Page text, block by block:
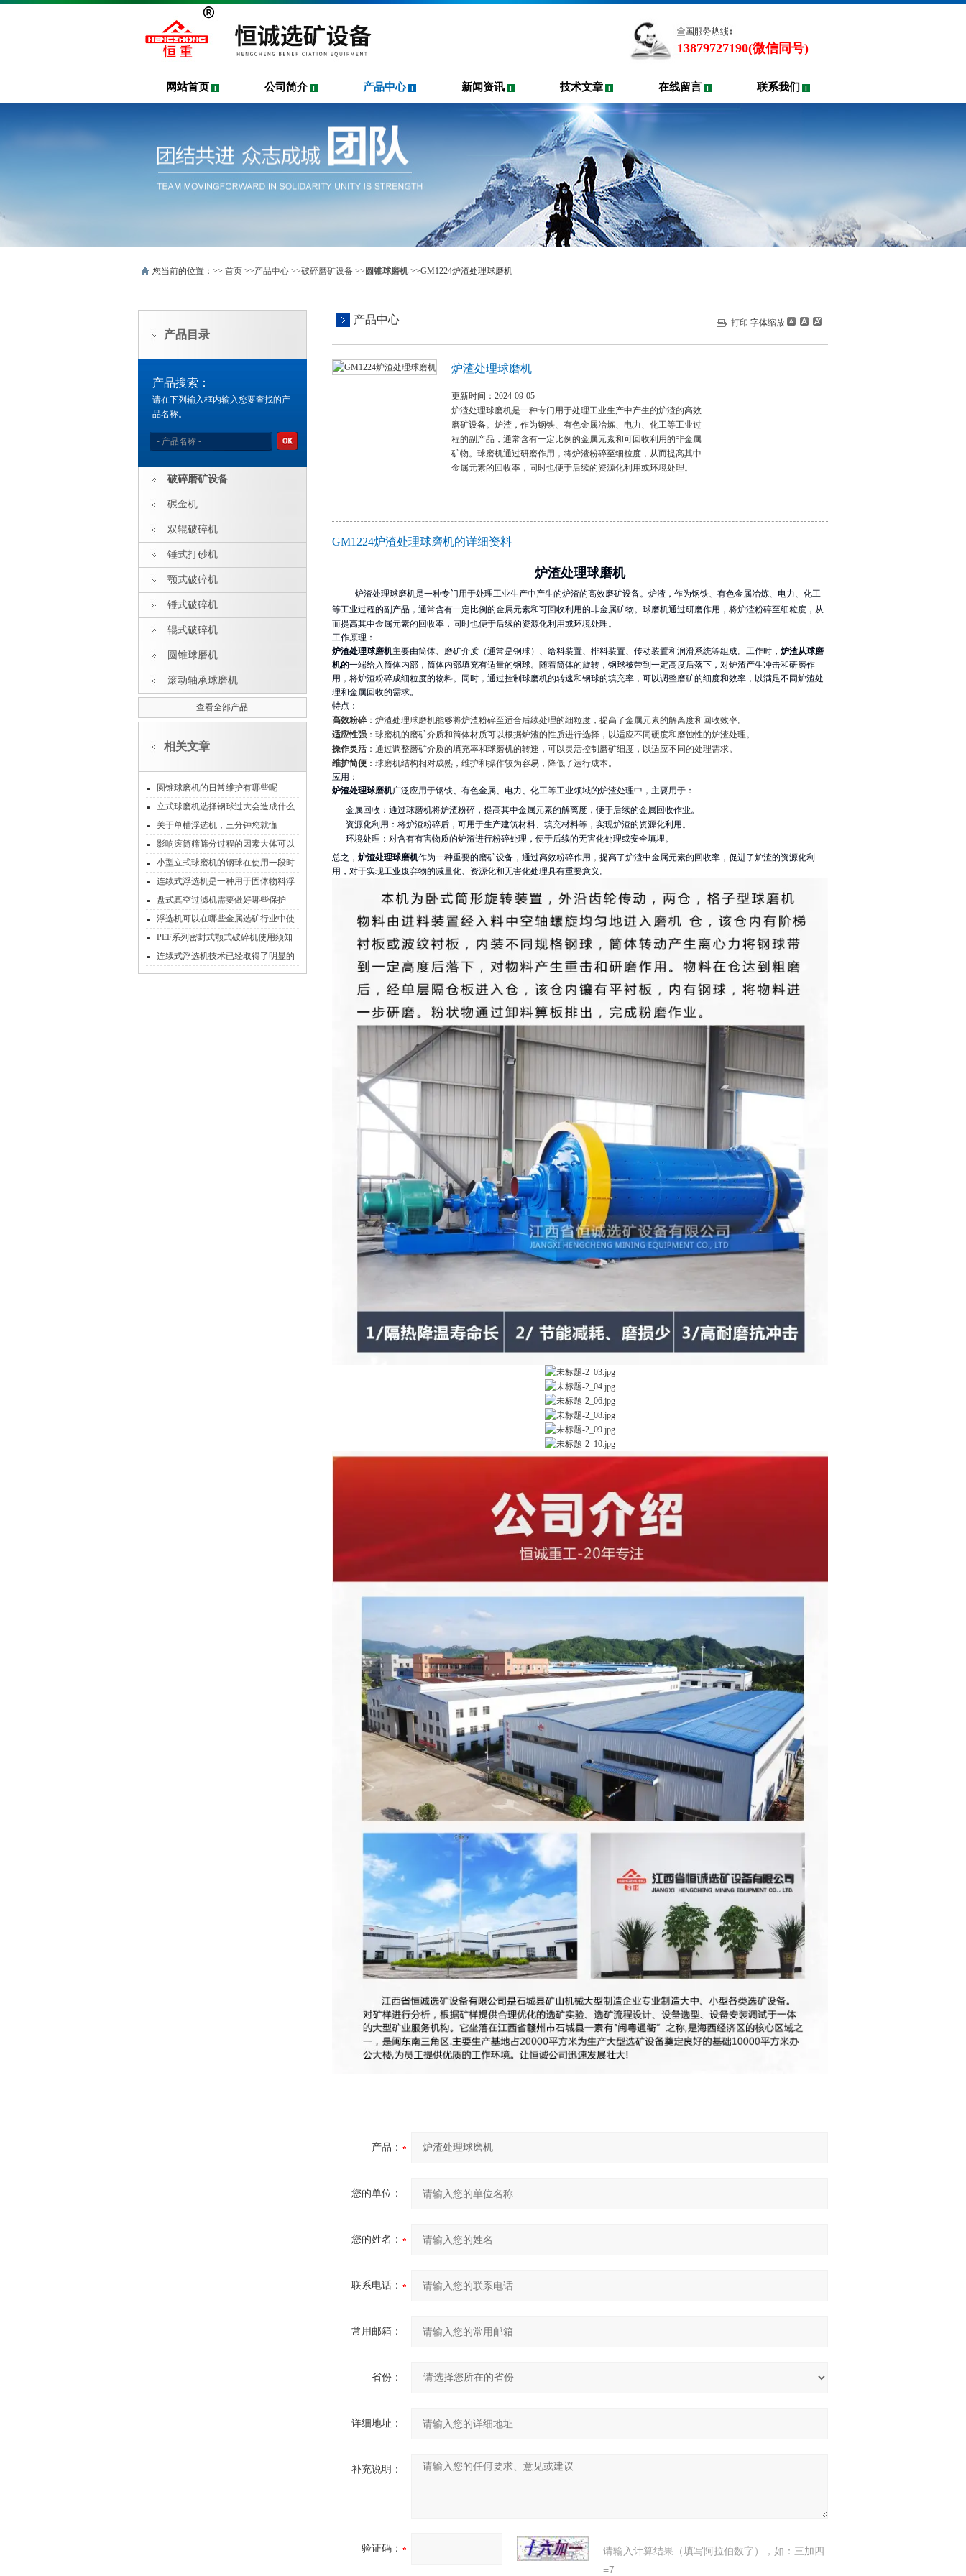
13879727190(微信同号)
网站首页 公司简介 产品中心 新闻资讯 技术文章 在线留言 联系我们
您当前的位置：>> 首页 >>产品中心 >>破碎磨矿设备 >> 圆锥球磨机>>GM1224炉渣处理球磨机
产品目录
产品搜索：
请在下列输入框内输入您要查找的产
品名称。
破碎磨矿设备
碾金机
双辊破碎机
锤式打砂机
颚式破碎机
锤式破碎机
辊式破碎机
圆锥球磨机
滚动轴承球磨机
查看全部产品
相关文章
圆锥球磨机的日常维护有哪些呢
立式球磨机选择钢球过大会造成什么
影响
关于单槽浮选机，三分钟您就懂
影响滚筒筛筛分过程的因素大体可以
分三类
小型立式球磨机的钢球在使用一段时
间后为什么会出现变形？
连续式浮选机是一种用于固体物料浮
选的设备
盘式真空过滤机需要做好哪些保护
浮选机可以在哪些金属选矿行业中使
用
PEF系列密封式颚式破碎机使用须知
连续式浮选机技术已经取得了明显的
进展
产品中心 打印 字体缩放
炉渣处理球磨机
更新时间：2024-09-05
炉渣处理球磨机是一种专门用于处理工业生产中产生的炉渣的高效
磨矿设备。炉渣，作为钢铁、有色金属冶炼、电力、化工等工业过
程的副产品，通常含有一定比例的金属元素和可回收利用的非金属
矿物。球磨机通过研磨作用，将炉渣粉碎至细粒度，从而提高其中
金属元素的回收率，同时也便于后续的资源化利用或环境处理。
GM1224炉渣处理球磨机的详细资料
炉渣处理球磨机
炉渣处理球磨机是一种专门用于处理工业生产中产生的炉渣的高效磨矿设备。炉渣，作为钢铁、有色金属冶炼、电力、化工
等工业过程的副产品，通常含有一定比例的金属元素和可回收利用的非金属矿物。球磨机通过研磨作用，将炉渣粉碎至细粒度，从
而提高其中金属元素的回收率，同时也便于后续的资源化利用或环境处理。
工作原理：
炉渣处理球磨机主要由筒体、磨矿介质（通常是钢球）、给料装置、排料装置、传动装置和润滑系统等组成。工作时， 炉渣从球磨
机的一端给入筒体内部，筒体内部填充有适量的钢球。随着筒体的旋转，钢球被带到一定高度后落下，对炉渣产生冲击和研磨作
用，将炉渣粉碎成细粒度的物料。同时，通过控制球磨机的转速和钢球的填充率，可以调整磨矿的细度和效率，以满足不同炉渣处
理和金属回收的需求。
特点：
高效粉碎：炉渣处理球磨机能够将炉渣粉碎至适合后续处理的细粒度，提高了金属元素的解离度和回收效率。
适应性强 ：球磨机的磨矿介质和筒体材质可以根据炉渣的性质进行选择，以适应不同硬度和磨蚀性的炉渣处理。
操作灵活 ：通过调整磨矿介质的填充率和球磨机的转速，可以灵活控制磨矿细度，以适应不同的处理需求。
维护简便 ：球磨机结构相对成熟，维护和操作较为容易，降低了运行成本。
应用：
炉渣处理球磨机广泛应用于钢铁、有色金属、电力、化工等工业领域的炉渣处理中，主要用于：
金属回收：通过球磨机将炉渣粉碎，提高其中金属元素的解离度，便于后续的金属回收作业。
资源化利用：将炉渣粉碎后，可用于生产建筑材料、填充材料等，实现炉渣的资源化利用。
环境处理：对含有有害物质的炉渣进行粉碎处理，便于后续的无害化处理或安全填埋。
总之， 炉渣处理球磨机作为一种重要的磨矿设备，通过高效粉碎作用，提高了炉渣中金属元素的回收率，促进了炉渣的资源化利
用，对于实现工业废弃物的减量化、资源化和无害化处理具有重要意义。
产品：
您的单位：
您的姓名：
联系电话：
常用邮箱：
省份：
详细地址：
补充说明：
验证码：
请输入计算结果（填写阿拉伯数字），如：三加四
=7